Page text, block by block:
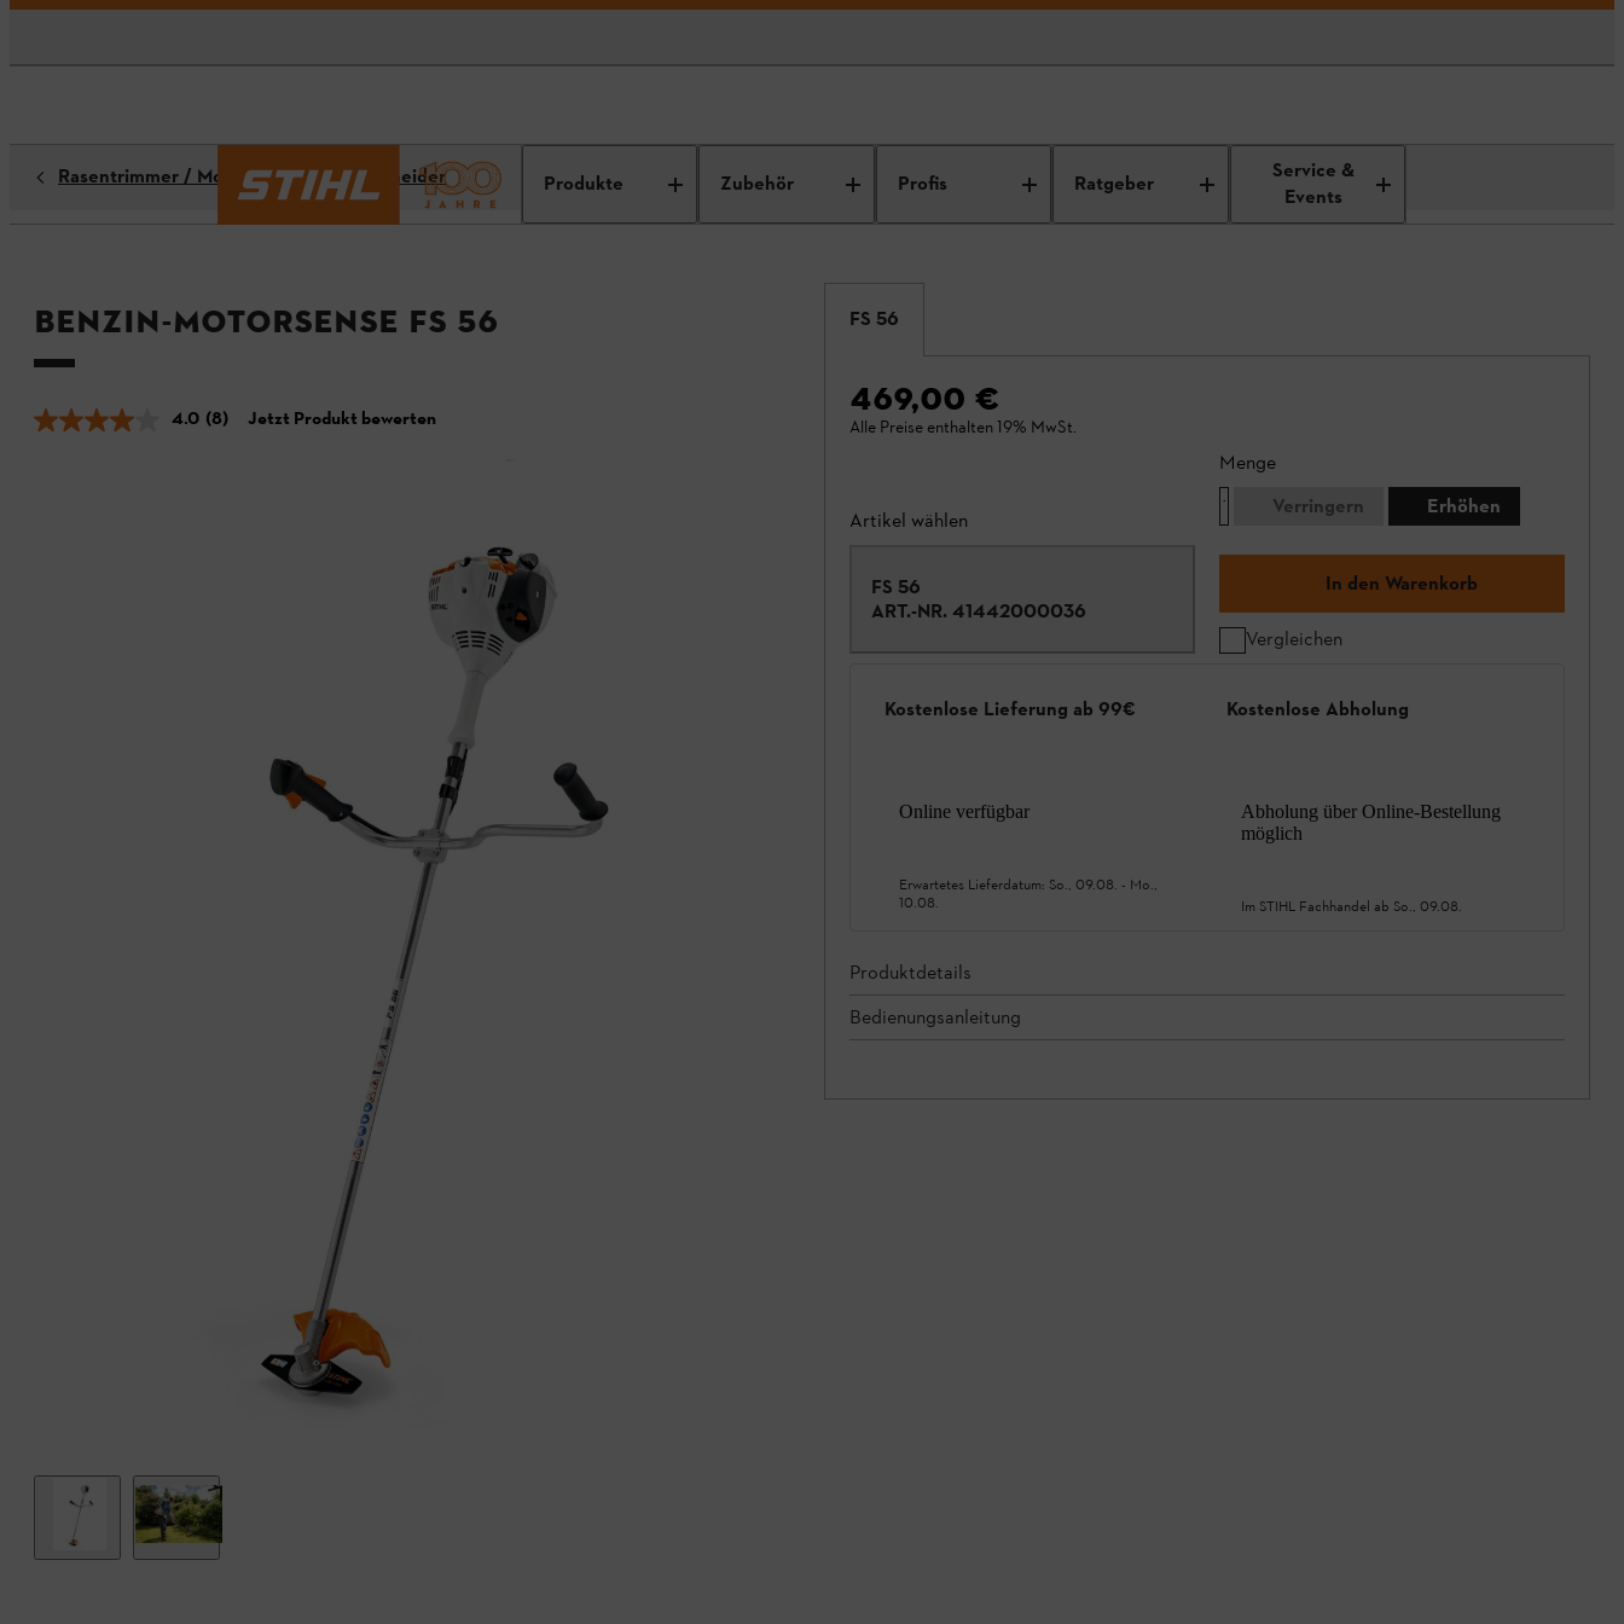
Produkte Zubehör Profis Ratgeber
Service &
Events
Rasentrimmer / Motorsensen / Freischneider
Benzin-Motorsense FS 56
4.0 (8) Jetzt Produkt bewerten
FS 56
469,00 €
Alle Preise enthalten 19% MwSt.
Artikel wählen
FS 56
ART.-NR. 41442000036
Menge
Verringern
Erhöhen
In den Warenkorb
Vergleichen
Kostenlose Lieferung ab 99€
Online verfügbar
Erwartetes Lieferdatum: So., 09.08. - Mo.,
10.08.
Kostenlose Abholung
Abholung über Online-Bestellung
möglich
Im STIHL Fachhandel ab So., 09.08.
Produktdetails
Bedienungsanleitung